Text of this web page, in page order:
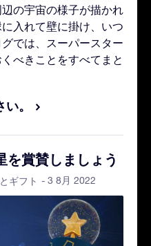
の宇宙の様子が描かれ
入れて壁に掛け、いつ
では、スーパースター
べきことをすべてまと
。
を賞賛しましょう
ギフト - 3 8月 2022